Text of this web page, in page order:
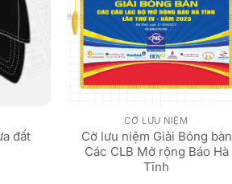
đất
CỜ LƯU NIỆM
Cờ lưu niệm Giải Bóng bàn
Các CLB Mở rộng Báo Hà
Tĩnh